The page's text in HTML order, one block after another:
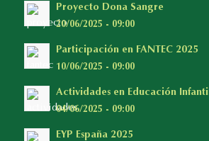
Proyecto Dona Sangre
20/06/2025 - 09:00
Participación en FANTEC 2025
10/06/2025 - 09:00
Actividades en Educación Infantil
04/06/2025 - 09:00
EYP España 2025